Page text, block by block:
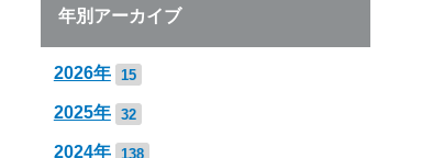
年別アーカイブ
2026年 15
2025年 32
2024年 138